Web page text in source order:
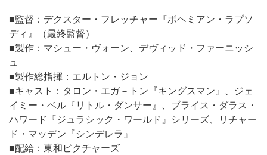
■監督：デクスター・フレッチャー『ボヘミアン・ラプソ
ディ』（最終監督）
■製作：マシュー・ヴォーン、デヴィッド・ファーニッシ
ュ
■製作総指揮：エルトン・ジョン
■キャスト：タロン・エガ－トン『キングスマン』、ジェ
イミー・ベル『リトル・ダンサー』、ブライス・ダラス・
ハワード『ジュラシック・ワールド』シリーズ、リチャー
ド・マッデン『シンデレラ』
■配給：東和ピクチャーズ